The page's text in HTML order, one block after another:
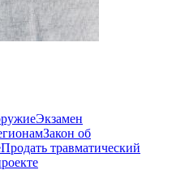
Экзамен
Закон об
Продать травматический